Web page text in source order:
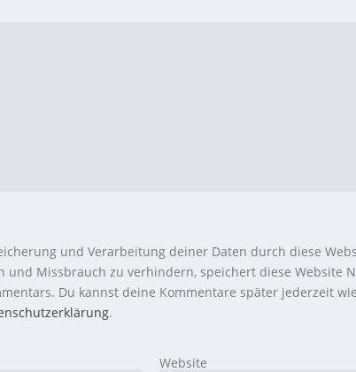
und Verarbeitung deiner Daten durch diese
Missbrauch zu verhindern, speichert diese Website
Du kannst deine Kommentare später jederzeit
.
Website